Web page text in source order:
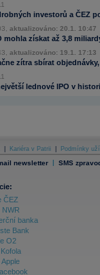
investorů a ČEZ
aktualizováno: 20.1. 10:47
mohla získat až 3,8
aktualizováno: 19.1. 17:13
zítra sbírat
lednové IPO v
Kariéra v Patrii Podmínky
newsletter | SMS
ČEZ
NWR
banka
Bank
O2